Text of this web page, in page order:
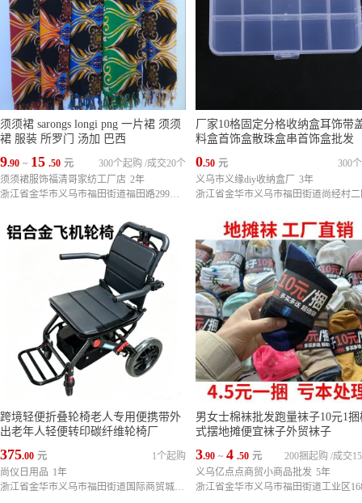
须须裙 sarongs longi png 一片裙 须须
裙 服装 所罗门 汤加 巴西
9.90 ~ 15 .50 元 成交20个
300个起购 /
须须裙服饰福清哥家纺工厂店 2年
浙江省金华市义乌市福田街道福田路299号宝德商厦11楼1188号
厂家10格固定分格收纳盒耳饰带
料盒首饰盒散珠盒串首饰盒批发
0.50 元
300
义乌市义缘diy收纳盒厂
3年
跨境轻便折叠轮椅老人专用便携带外
出老年人轻便转印碳纤维轮椅厂
375.00 元
1个起购
尚仪日用品 1年
浙江省金华市义乌市福田街道国际商贸城六区140门3楼1街73407
男女士棉袜批发跑量袜子10元1捆
式摆地摊便宜袜子外贸袜子
3.90 ~ 4 .50 元 成交
200捆起购 /
义乌亿点点商贸小商品批发 5年
浙江省金华市义乌市福田街道工业区